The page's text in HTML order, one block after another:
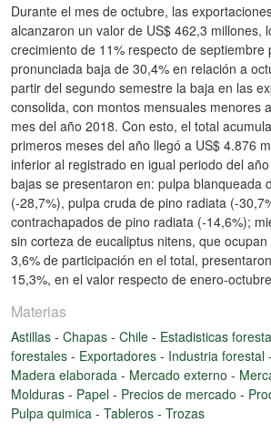
Durante el mes de octubre, las
alcanzaron un valor de US$ 462,3 millones,
crecimiento de 11% respecto de septiembre
pronunciada baja de 30,4% en relación a
partir del segundo semestre la baja en las
consolida, con montos mensuales menores
mes del año 2018. Con esto, el total
primeros meses del año llegó a US$ 4.876
inferior al registrado en igual periodo del
bajas se presentaron en: pulpa blanqueada
(-28,7%), pulpa cruda de pino radiata (-
contrachapados de pino radiata (-14,6%);
sin corteza de eucaliptus nitens, que
3,6% de participación en el total,
15,3%, en el valor respecto de enero-
Materias
Astillas - Chapas - Chile - Estadisticas
forestales - Exportadores - Industria forestal -
Madera elaborada - Mercado externo -
Molduras - Papel - Precios de mercado -
Pulpa quimica - Tableros - Trozas